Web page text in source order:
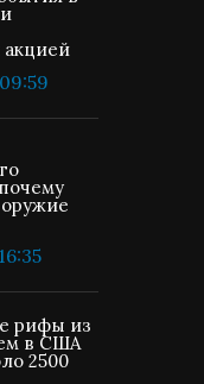
рифы из
в США
2500